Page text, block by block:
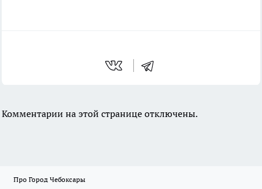
Комментарии на этой странице отключены.
Про Город Чебоксары